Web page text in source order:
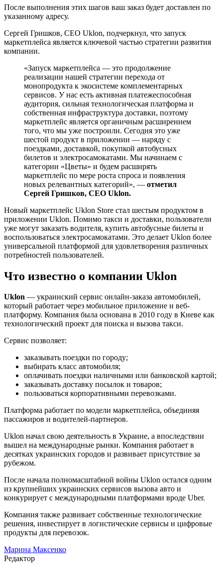
После выполнения этих шагов ваш заказ будет доставлен по
указанному адресу.
Сергей Гришков, CEO Uklon, подчеркнул, что запуск
маркетплейса является ключевой частью стратегии развития
компании.
«Запуск маркетплейса — это продолжение
реализации нашей стратегии перехода от
монопродукта к экосистеме комплементарных
сервисов. У нас есть активная платежеспособная
аудитория, сильная технологическая платформа и
собственная инфраструктура доставки, поэтому
маркетплейс является органичным расширением
того, что мы уже построили. Сегодня это уже
шестой продукт в приложении — наряду с
поездками, доставкой, покупкой автобусных
билетов и электросамокатами. Мы начинаем с
категории «Цветы» и будем расширять
маркетплейс по мере роста спроса и появления
новых релевантных категорий», — отметил
Сергей Гришков, CEO Uklon.
Новый маркетплейс Uklon Store стал шестым продуктом в
приложении Uklon. Помимо такси и доставки, пользователи
уже могут заказать водителя, купить автобусные билеты и
воспользоваться электросамокатами. Это делает Uklon более
универсальной платформой для удовлетворения различных
потребностей пользователей.
Что известно о компании Uklon
Uklon — украинский сервис онлайн-заказа автомобилей,
который работает через мобильное приложение и веб-
платформу. Компания была основана в 2010 году в Киеве как
технологический проект для поиска и вызова такси.
Сервис позволяет:
заказывать поездки по городу;
выбирать класс автомобиля;
оплачивать поездки наличными или банковской картой;
заказывать доставку посылок и товаров;
пользоваться корпоративными перевозками.
Платформа работает по модели маркетплейса, объединяя
пассажиров и водителей-партнеров.
Uklon начал свою деятельность в Украине, а впоследствии
вышел на международные рынки. Компания работает в
десятках украинских городов и развивает присутствие за
рубежом.
После начала полномасштабной войны Uklon остался одним
из крупнейших украинских сервисов вызова авто и
конкурирует с международными платформами вроде Uber.
Компания также развивает собственные технологические
решения, инвестирует в логистические сервисы и цифровые
продукты для перевозок.
Марина Максенко
Редактор